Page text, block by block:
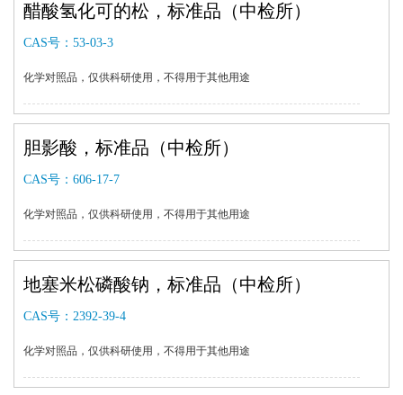
醋酸氢化可的松，标准品（中检所）
CAS号： 53-03-3
化学对照品，仅供科研使用，不得用于其他用途
胆影酸，标准品（中检所）
CAS号： 606-17-7
化学对照品，仅供科研使用，不得用于其他用途
地塞米松磷酸钠，标准品（中检所）
CAS号： 2392-39-4
化学对照品，仅供科研使用，不得用于其他用途